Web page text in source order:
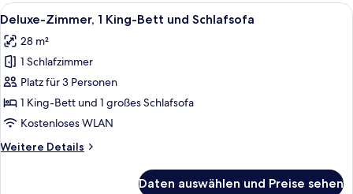
Alle
Fotos
für
Deluxe-
Zimmer,
1 King-
Bett
Schlafsofa
Ein Hotelzimmer mit einem großen
5
Deluxe-Zimmer, 1 King-Bett und Schlafsofa
28 m²
1 Schlafzimmer
Platz für 3 Personen
1 King-Bett und 1 großes Schlafsofa
Kostenloses WLAN
Weitere Details
Weitere
Daten auswählen und Preise sehen